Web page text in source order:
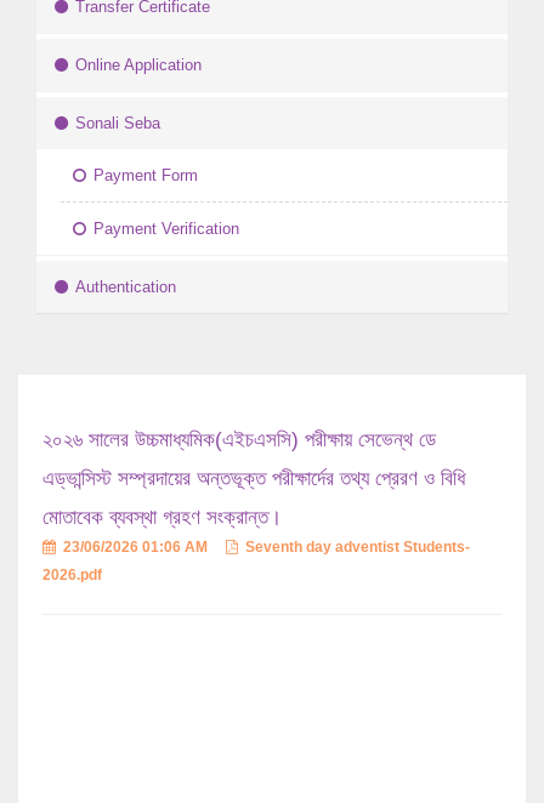
Transfer Certificate
Online Application
Sonali Seba
Payment Form
Payment Verification
Authentication
২০২৬ সালের উচ্চমাধ্যমিক(এইচএসসি) পরীক্ষায় সেভেন্থ ডে
এড্ভান্সিস্ট সম্প্রদায়ের অন্তভূক্ত পরীক্ষার্দের তথ্য প্রেরণ ও বিধি
মোতাবেক ব্যবস্থা গ্রহণ সংক্রান্ত।
23/06/2026 01:06 AM
Seventh day adventist Students-
2026.pdf